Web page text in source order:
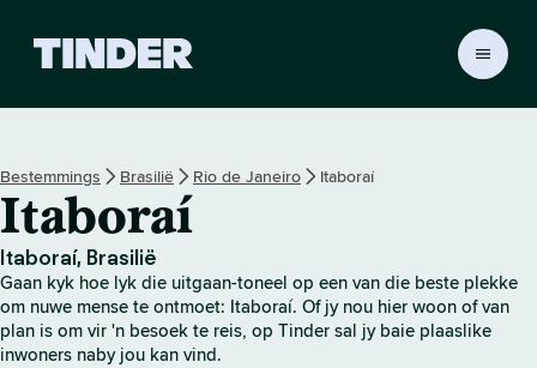
r
i
s
b
l
Bestemmings Brasilië Rio de Janeiro Itaboraí
Itaboraí
Itaboraí, Brasilië
Gaan kyk hoe lyk die uitgaan-toneel op een van die beste plekke
om nuwe mense te ontmoet: Itaboraí. Of jy nou hier woon of van
plan is om vir 'n besoek te reis, op Tinder sal jy baie plaaslike
inwoners naby jou kan vind.